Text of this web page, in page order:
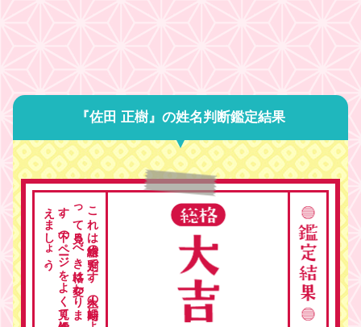
『佐田 正樹』の姓名判断鑑定結果
こ
れ
は
総格の
判定で
す
。
人生の
時期に
よ
っ
て
見る
べ
き
格は
変わ
り
ま
す
。
下の
ペ
ージ
を
よ
く
見て
総合的に
考
え
ま
し
ょ
う
。